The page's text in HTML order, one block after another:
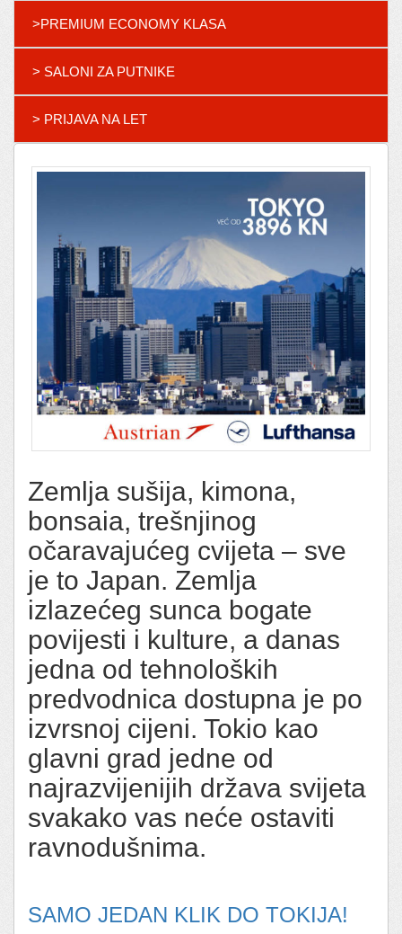
>PREMIUM ECONOMY KLASA
> SALONI ZA PUTNIKE
> PRIJAVA NA LET
Zemlja sušija, kimona,
bonsaia, trešnjinog
očaravajućeg cvijeta – sve
je to Japan. Zemlja
izlazećeg sunca bogate
povijesti i kulture, a danas
jedna od tehnoloških
predvodnica dostupna je po
izvrsnoj cijeni. Tokio kao
glavni grad jedne od
najrazvijenijih država svijeta
svakako vas neće ostaviti
ravnodušnima.
SAMO JEDAN KLIK DO TOKIJA!